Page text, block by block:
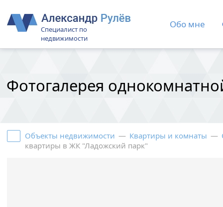
Специалист по
недвижимости
Обо мне
Фотогалерея
Объекты недвижимости — Квартиры и комнаты —
квартиры в ЖК "Ладожский парк"